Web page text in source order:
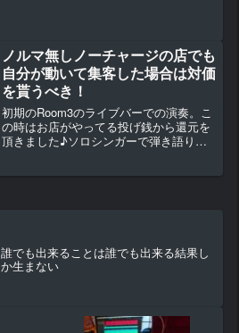
ても、ゲストやコラボが...
ノルマ無しノーチャージの店でも
自分が動いて集客した場合は対価
を貰うべき！
初期のRoom3のライブバーでの演奏。こ
の時はお店がやってる投げ銭から還元を
頂きました♪ソロシンガーで弾き語りや
誰でも出来ることは誰でも出来る結果し
か生まない